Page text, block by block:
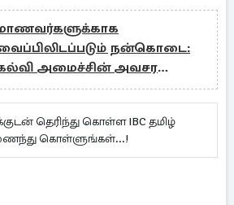
நன்கொடை:
அமைச்சின் அவசர
தெரிந்து கொள்ள IBC தமிழ்
கொள்ளுங்கள்...!